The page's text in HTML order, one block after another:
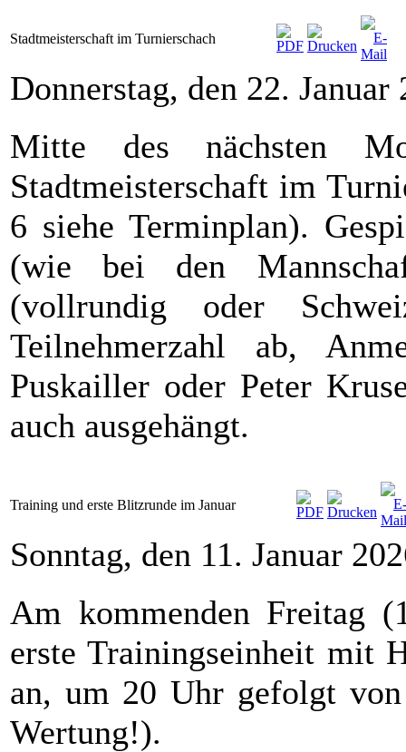
Stadtmeisterschaft im Turnierschach
Donnerstag, den 22.
Mitte des nächsten
Stadtmeisterschaft im
6 siehe Terminplan).
(wie bei den
(vollrundig oder
Teilnehmerzahl ab,
Puskailler oder Peter
auch ausgehängt.
Training und erste Blitzrunde im Januar
Sonntag, den 11. Januar
Am kommenden Freitag
erste Trainingseinheit mit
an, um 20 Uhr gefolgt
Wertung!).